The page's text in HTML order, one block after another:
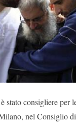
stato consigliere per
nel Consiglio